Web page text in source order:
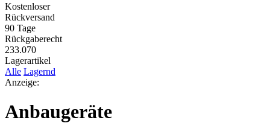
Kostenloser
Rückversand
90 Tage
Rückgaberecht
233.070
Lagerartikel
Alle Lagernd
Anzeige:
Anbaugeräte